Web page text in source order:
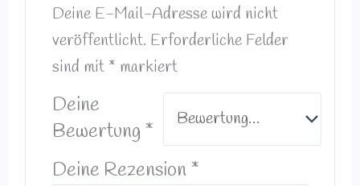
Deine E-Mail-Adresse wird nicht
veröffentlicht. Erforderliche Felder
sind mit * markiert
Deine
Bewertung *
Deine Rezension*